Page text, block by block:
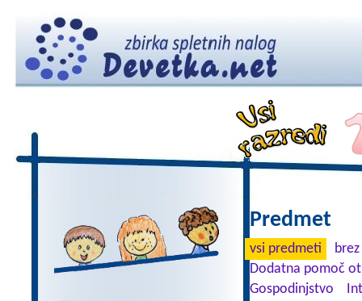
Predmet
vsi predmeti
Dodatna pomoč
Gospodinjstvo